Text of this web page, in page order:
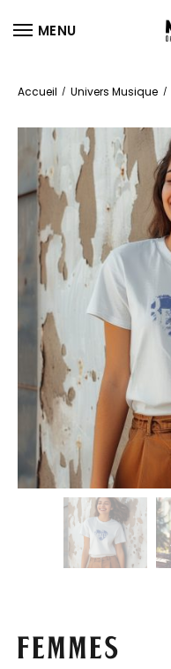
MENU
Accueil / Univers Musique /
Femmes